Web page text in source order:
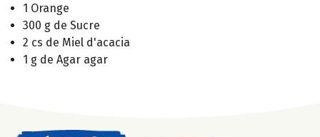
1 Orange
300 g de Sucre
2 cs de Miel d'acacia
1 g de Agar agar